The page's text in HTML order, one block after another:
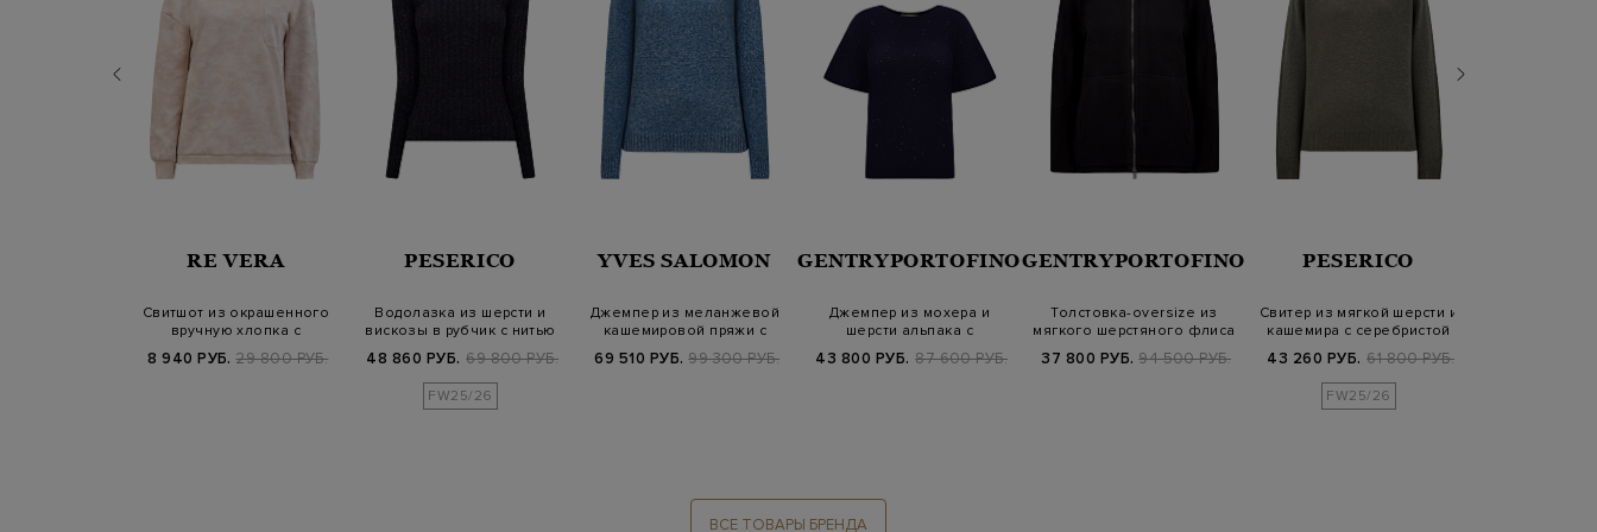
RE VERA
Свитшот из окрашенного
вручную хлопка с
8 940 РУБ. 29 800 РУБ.
PESERICO
Водолазка из шерсти и
вискозы в рубчик с нитью
48 860 РУБ. 69 800 РУБ.
FW25/26
YVES SALOMON
Джемпер из меланжевой
кашемировой пряжи с
69 510 РУБ. 99 300 РУБ.
GENTRYPORTOFINO
Джемпер из мохера и
шерсти альпака с
43 800 РУБ. 87 600 РУБ.
GENTRYPORTOFINO
Толстовка-oversize из
мягкого шерстяного флиса
37 800 РУБ. 94 500 РУБ.
PESERICO
Свитер из мягкой шерсти и
кашемира с серебристой
43 260 РУБ. 61 800 РУБ.
FW25/26
ВСЕ ТОВАРЫ БРЕНДА